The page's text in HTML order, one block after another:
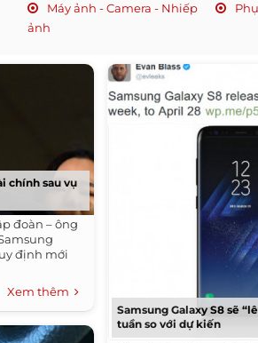
Máy ảnh - Camera - Nhiếp
ảnh
chính sau vụ
đoàn – ông
định mới
Xem thêm
Samsung Galaxy S8 sẽ
tuần so với dự kiến